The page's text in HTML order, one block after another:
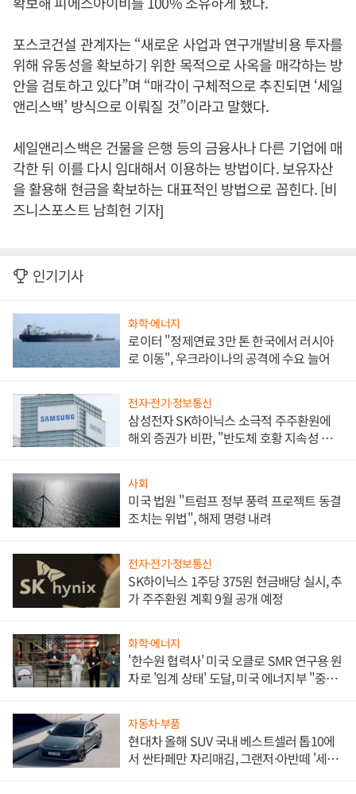
포스코건설 관계자는 “새로운 사업과 연구개발비용 투자를
위해 유동성을 확보하기 위한 목적으로 사옥을 매각하는 방
안을 검토하고 있다”며 “매각이 구체적으로 추진되면 ‘세일
앤리스백’ 방식으로 이뤄질 것”이라고 말했다.
세일앤리스백은 건물을 은행 등의 금융사나 다른 기업에 매
각한 뒤 이를 다시 임대해서 이용하는 방법이다. 보유자산
을 활용해 현금을 확보하는 대표적인 방법으로 꼽힌다. [비
즈니스포스트 남희헌 기자]
인기기사
화학·에너지
로이터 "정제연료 3만 톤 한국에서 러시아
로 이동", 우크라이나의 공격에 수요 늘어
전자·전기·정보통신
삼성전자 SK하이닉스 소극적 주주환원에
해외 증권가 비판, "반도체 호황 지속성 의
사회
미국 법원 "트럼프 정부 풍력 프로젝트 동결
조치는 위법", 해제 명령 내려
전자·전기·정보통신
SK하이닉스 1주당 375원 현금배당 실시, 추
가 주주환원 계획 9월 공개 예정
화학·에너지
'한수원 협력사' 미국 오클로 SMR 연구용 원
자로 '임계 상태' 도달, 미국 에너지부 "중요
자동차·부품
현대차 올해 SUV 국내 베스트셀러 톱10에
서 싼타페만 자리매김, 그랜저·아반떼 '세단